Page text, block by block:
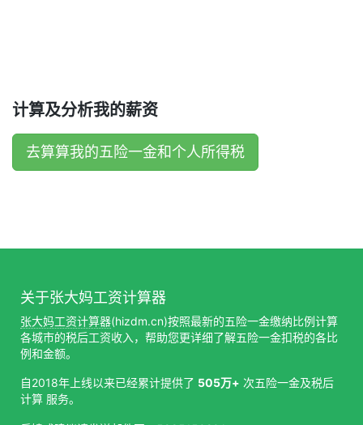
计算及分析我的薪资
去算算我的五险一金和个人所得税
关于张大妈工资计算器
张大妈工资计算器(hizdm.cn)按照最新的五险一金缴纳比例计算
各城市的税后工资收入，帮助您更详细了解五险一金扣税的各比
例和金额。
自2018年上线以来已经累计提供了 505万+ 次五险一金及税后
计算 服务。